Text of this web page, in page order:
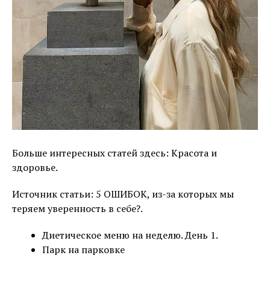
Больше интересных статей здесь: Красота и
здоровье.
Источник статьи: 5 ОШИБОК, из-за которых мы
теряем уверенность в себе?.
Диетическое меню на неделю. День 1.
Парк на парковке